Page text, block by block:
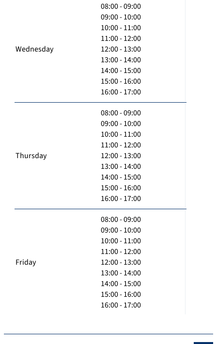
Wednesday
08:00 - 09:00
09:00 - 10:00
10:00 - 11:00
11:00 - 12:00
12:00 - 13:00
13:00 - 14:00
14:00 - 15:00
15:00 - 16:00
16:00 - 17:00
Thursday
08:00 - 09:00
09:00 - 10:00
10:00 - 11:00
11:00 - 12:00
12:00 - 13:00
13:00 - 14:00
14:00 - 15:00
15:00 - 16:00
16:00 - 17:00
Friday
08:00 - 09:00
09:00 - 10:00
10:00 - 11:00
11:00 - 12:00
12:00 - 13:00
13:00 - 14:00
14:00 - 15:00
15:00 - 16:00
16:00 - 17:00